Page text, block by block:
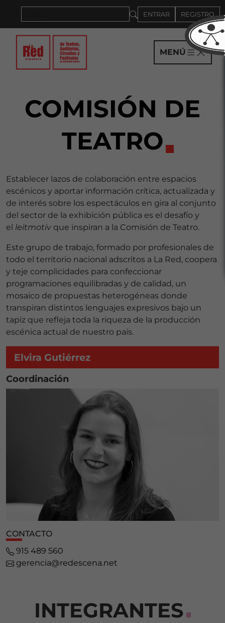
ENTRAR REGISTRO
MENÚ
COMISIÓN DE
TEATRO
Elvira Gutiérrez
Coordinación
CONTACTO
915 489 560
gerencia@redescena.net
Establecer lazos de colaboración entre espacios
escénicos y aportar información crítica, actualizada y
de interés sobre los espectáculos en gira al conjunto
del sector de la exhibición pública es el desafío y
el leitmotiv que inspiran a la Comisión de Teatro.
Este grupo de trabajo, formado por profesionales de
todo el territorio nacional adscritos a La Red, coopera
y teje complicidades para confeccionar
programaciones equilibradas y de calidad, un
mosaico de propuestas heterogéneas donde
transpiran distintos lenguajes expresivos bajo un
tapiz que refleja toda la riqueza de la producción
escénica actual de nuestro país.
INTEGRANTES